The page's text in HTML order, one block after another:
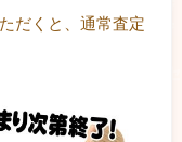
だくと、通常査定